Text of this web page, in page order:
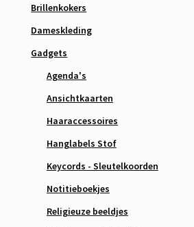
Brillenkokers
Dameskleding
Gadgets
Agenda's
Ansichtkaarten
Haaraccessoires
Hanglabels Stof
Keycords - Sleutelkoorden
Notitieboekjes
Religieuze beeldjes